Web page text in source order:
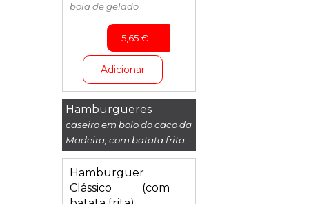
bola de gelado
5,65€
Adicionar
Hamburgueres
caseiro em bolo do caco da
Madeira, com batata frita
Hamburguer
Clássico (com